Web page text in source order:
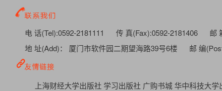
电 话(Tel):0592-2181111 传 真(Fax):0592-2181406
邮
地 址(Add)： 厦门市软件园二期望海路39号6楼
邮 编
上海财经大学出版社 学习出版社 广购书城华中科技大